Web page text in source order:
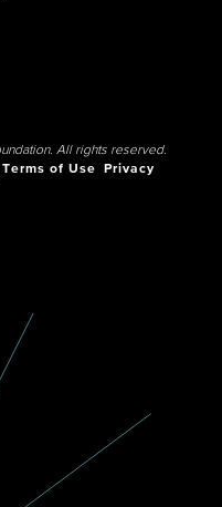
All rights reserved.
Terms of Use
Privacy